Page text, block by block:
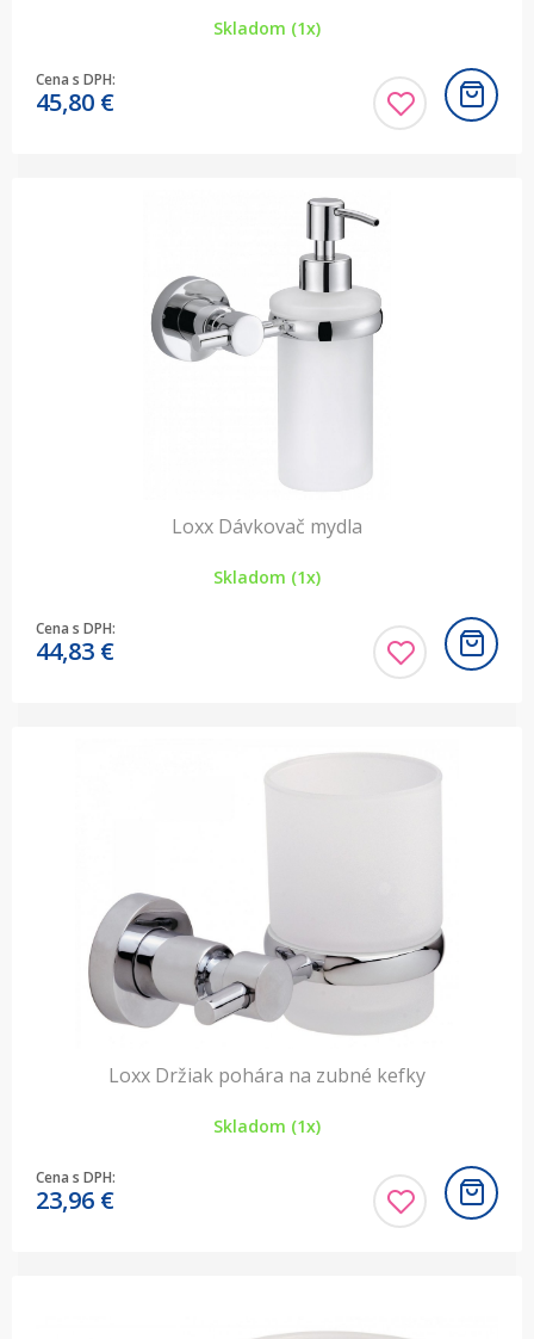
Skladom (1x)
Cena s DPH:
45,80 €
Loxx Dávkovač mydla
Skladom (1x)
Cena s DPH:
44,83 €
Loxx Držiak pohára na zubné kefky
Skladom (1x)
Cena s DPH:
23,96 €